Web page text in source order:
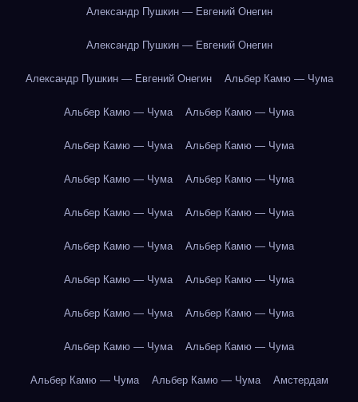
Александр Пушкин — Евгений Онегин
Александр Пушкин — Евгений Онегин
Александр Пушкин — Евгений Онегин Альбер Камю — Чума
Альбер Камю — Чума Альбер Камю — Чума
Альбер Камю — Чума Альбер Камю — Чума
Альбер Камю — Чума Альбер Камю — Чума
Альбер Камю — Чума Альбер Камю — Чума
Альбер Камю — Чума Альбер Камю — Чума
Альбер Камю — Чума Альбер Камю — Чума
Альбер Камю — Чума Альбер Камю — Чума
Альбер Камю — Чума Альбер Камю — Чума
Альбер Камю — Чума Альбер Камю — Чума Амстердам